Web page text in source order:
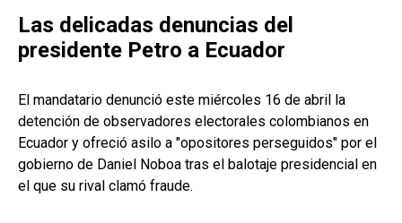
Las delicadas denuncias del
presidente Petro a Ecuador
El mandatario denunció este miércoles 16 de abril la
detención de observadores electorales colombianos en
Ecuador y ofreció asilo a "opositores perseguidos" por el
gobierno de Daniel Noboa tras el balotaje presidencial en
el que su rival clamó fraude.